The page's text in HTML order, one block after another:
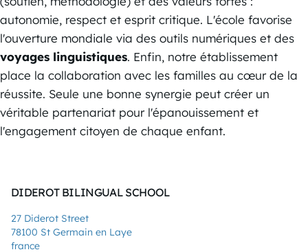
autonomie, respect et esprit critique. L'école favorise
l'ouverture mondiale via des outils numériques et des
voyages linguistiques. Enfin, notre établissement
place la collaboration avec les familles au cœur de la
réussite. Seule une bonne synergie peut créer un
véritable partenariat pour l'épanouissement et
l'engagement citoyen de chaque enfant.
DIDEROT BILINGUAL SCHOOL
27 Diderot Street
78100 St Germain en Laye
france